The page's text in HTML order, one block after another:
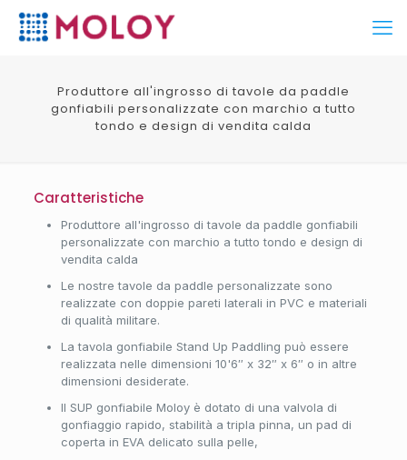
Produttore all'ingrosso di tavole da paddle
gonfiabili personalizzate con marchio a tutto
tondo e design di vendita calda
Caratteristiche
Produttore all'ingrosso di tavole da paddle gonfiabili
personalizzate con marchio a tutto tondo e design di
vendita calda
Le nostre tavole da paddle personalizzate sono
realizzate con doppie pareti laterali in PVC e materiali
di qualità militare.
La tavola gonfiabile Stand Up Paddling può essere
realizzata nelle dimensioni 10'6″ x 32″ x 6″ o in altre
dimensioni desiderate.
Il SUP gonfiabile Moloy è dotato di una valvola di
gonfiaggio rapido, stabilità a tripla pinna, un pad di
coperta in EVA delicato sulla pelle,